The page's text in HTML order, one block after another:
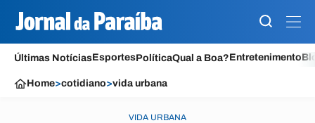
Últimas NotíciasEsportesPolíticaQual a Boa?Entretenimento
Home>cotidiano>vida urbana
VIDA URBANA